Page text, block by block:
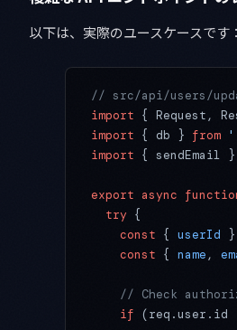
以下は、実際のユースケースです：
// src/api/users/
import { Request,
import { db } from
import { sendEmail }
export async
  try
{
    const
{ userId }
    const
{ name ,
// Check
    if
(req.user.id